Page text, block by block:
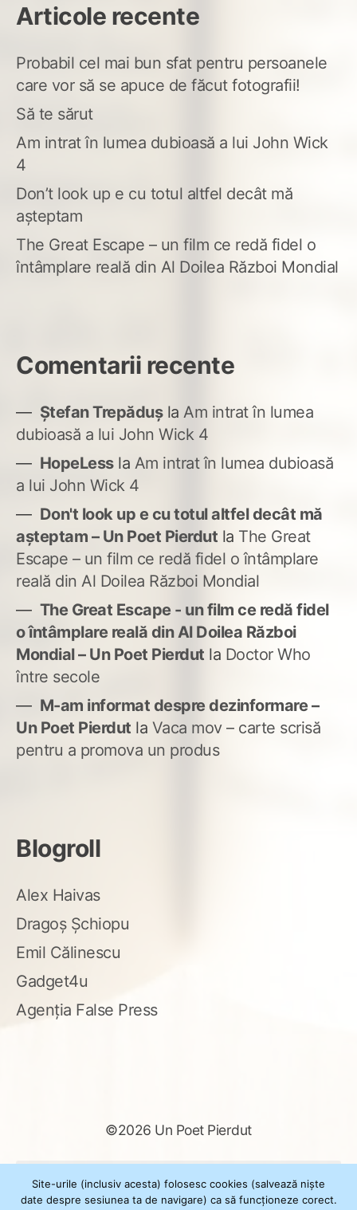
Articole recente
Probabil cel mai bun sfat pentru persoanele
care vor să se apuce de făcut fotografii!
Să te sărut
Am intrat în lumea dubioasă a lui John Wick
4
Don’t look up e cu totul altfel decât mă
așteptam
The Great Escape – un film ce redă fidel o
întâmplare reală din Al Doilea Război Mondial
Comentarii recente
Ștefan Trepădușla Am intrat în lumea
dubioasă a lui John Wick 4
HopeLessla Am intrat în lumea dubioasă
a lui John Wick 4
Don't look up e cu totul altfel decât mă
așteptam – Un Poet Pierdut la The Great
Escape – un film ce redă fidel o întâmplare
reală din Al Doilea Război Mondial
The Great Escape - un film ce redă fidel
o întâmplare reală din Al Doilea Război
Mondial – Un Poet Pierdut la Doctor Who
între secole
M-am informat despre dezinformare –
Un Poet Pierdut la Vaca mov – carte scrisă
pentru a promova un produs
Blogroll
Alex Haivas
Dragoș Șchiopu
Emil Călinescu
Gadget4u
Agenția False Press
©2026 Un Poet Pierdut
după:
Site-urile (inclusiv acesta) folosesc cookies (salvează niște
date despre sesiunea ta de navigare) ca să funcționeze corect.